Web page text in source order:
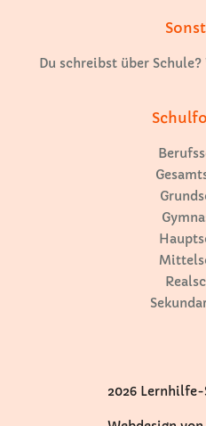
Du schreibst über
2026